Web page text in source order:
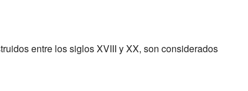
entre los siglos XVIII y XX, son considerados